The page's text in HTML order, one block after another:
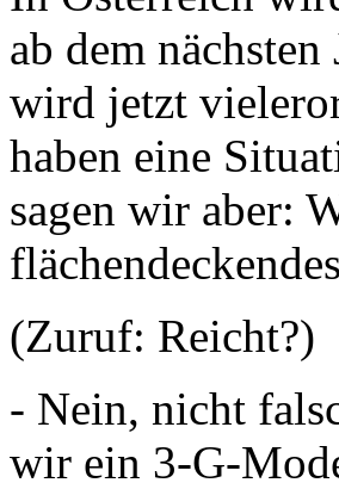
ab dem
wird jetzt
haben eine
sagen wir aber:
(Zuruf: Reicht?)
- Nein, nicht
wir ein 3-G-